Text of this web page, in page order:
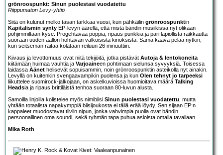
grönroospunkt: Sinun puolestasi vuodatettu
Riippumaton Levy-yhtiö
Siitä on kulunut melko tasan tarkkaa vuosi, kun pähkäilin grönroospunktin
Kapitalismin synty EP-levyn äärellä, että mistä bändin musiikissa nyt olikaan
pohjimmiltaan kyse. Progehtavaa poppia, ripaus punkkia ja pari lapiollista raikkautta
suoraan uuden aallon hohtavan valkoisista kinoksista. Sama kaava pelaa nytkin,
kun seitsemän raitaa kolataan reiluun 26 minuuttiin.
Kiivaus ja levottomuus ovat niitä tekijöitä, jotka pistävät Autoja & lentokoneita
kiitämään huimaa vauhtia ja Varjoaineen pohtimaan sielunsa syvyyksiä. Toisessa
laidassa Äänet helisevät sopuisammin, noin grönroospunktin asteikolla nyt ainakin.
Levyllä on kuitenkin svengaavampikin puolensa ja kun Olen tehnyt jo tarpeeksi
liikuttelee suomirock-jalkojaan, on askelkuvioissa huomioitava määrä Talking
Headsia ja ripaus brittiläistä tenhoa suoraan 80-luvun alusta.
Samoilla linjoilla kolistelee myös nimibiisi Sinun puolestasi vuodatettu , mutta
yhtään totaalista napakymppiä biisijoukosta ei tällä erää löydy. Sen sijaan EP:n
kappaleet muodostavat tiiviin nipun, jonka vahvimpia puolia ovat bändin
persoonallinen oma soundi, sekä ryhmän tapa puhua asioista omalla tavallaan.
Mika Roth